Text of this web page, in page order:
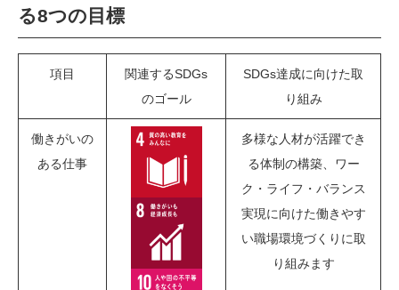
る8つの目標
項目
関連するSDGs
のゴール
SDGs達成に向けた取
り組み
働きがいの
ある仕事
多様な人材が活躍でき
る体制の構築、ワー
ク・ライフ・バランス
実現に向けた働きやす
い職場環境づくりに取
り組みます